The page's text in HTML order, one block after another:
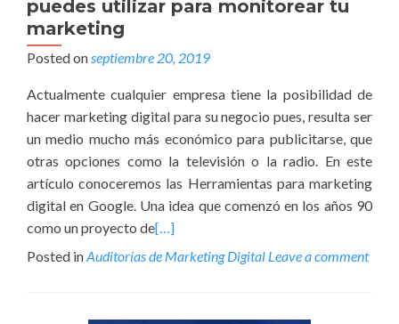
puedes utilizar para monitorear tu
marketing
Posted onseptiembre 20, 2019
Actualmente cualquier empresa tiene la posibilidad de
hacer marketing digital para su negocio pues, resulta ser
un medio mucho más económico para publicitarse, que
otras opciones como la televisión o la radio. En este
artículo conoceremos las Herramientas para marketing
digital en Google. Una idea que comenzó en los años 90
como un proyecto de[…]
Posted inAuditorías de Marketing Digital Leave a comment